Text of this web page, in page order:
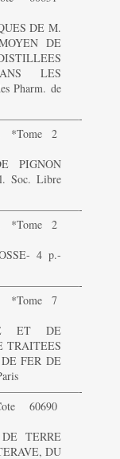
DE M.
DE
LES
Pharm. de
*Tome 2
PIGNON
Soc. Libre
*Tome 2
4 p.-
*Tome 7
ET DE
TRAITEES
FER DE
60690
TERRE
DU